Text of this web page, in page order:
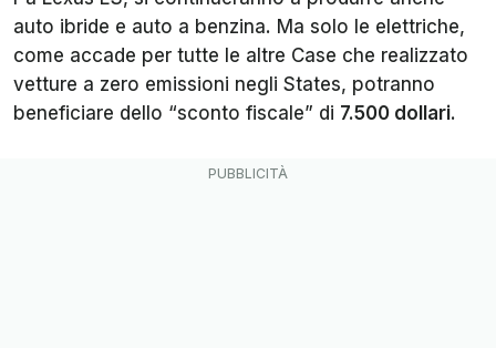
auto ibride e auto a benzina. Ma solo le elettriche,
come accade per tutte le altre Case che realizzato
vetture a zero emissioni negli States, potranno
beneficiare dello “sconto fiscale” di 7.500 dollari.